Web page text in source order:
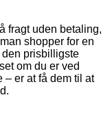
fragt uden betaling,
shopper for en
den prisbilligste
om du er ved
er at få dem til at